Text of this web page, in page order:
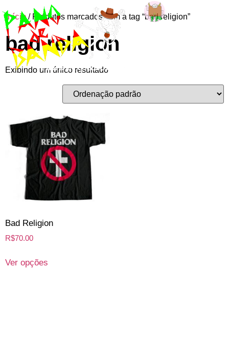
Início/ Produtos marcados com a tag “bad religion”
bad religion
Exibindo um único resultado
Bad Religion
R$70.00
Ver opções